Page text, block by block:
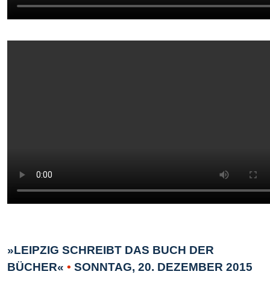
»LEIPZIG SCHREIBT DAS BUCH DER
BÜCHER« • SONNTAG, 20. DEZEMBER 2015